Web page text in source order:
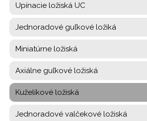
Upínacie ložiská UC
Jednoradové guľkové ložiká
Miniatúrne ložiská
Axiálne guľkové ložiská
Kuželíkové ložiská
Jednoradové valčekové ložiská